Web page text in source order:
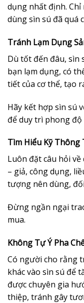
dụng nhất định.
dùng sìn sú đã quá
Tránh Lạm Dụng
Dù tốt đến đâu, sìn
bạn lạm dụng, có
tiết của cơ thể, tạo
Hãy kết hợp sìn sú
để duy trì phong độ
Tìm Hiểu Kỹ Thông
Luôn đặt câu hỏi về
– giả, công dụng,
tượng nên dùng,
Đừng ngần ngại
mua.
Không Tự Ý Pha
Có người cho rằng
khác vào sìn sú để
được chuyên gia
thiệp, tránh gây